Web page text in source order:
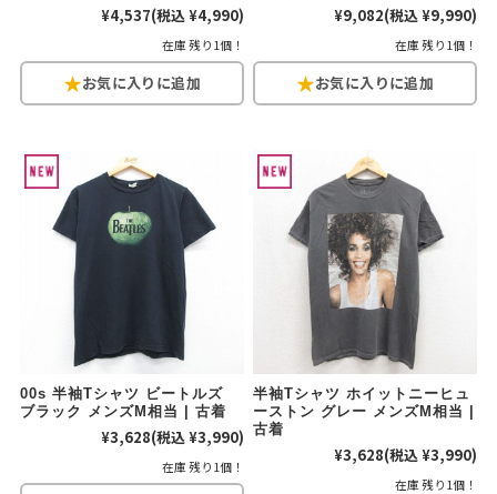
半袖シャツ XS S L XL
Tシャツ XS S M L XL
パンツ W35,W36
W37以上
Search by Maniac マニアックから探す
バンド
Tシャツ
アニメ
Tシャツ
映画
Tシャツ
USA製
ボロ
¥4,537(税込 ¥4,990)
在庫 残り1個！
¥9,082(税込 ¥9,990)
在庫 残り1個！
00s 半袖Tシャツ ビートルズ
ブラック メンズM相当 | 古着
¥3,628(税込 ¥3,990)
在庫 残り1個！
半袖Tシャツ ホイットニーヒュ
ーストン グレー メンズM相当 |
古着
¥3,628(税込 ¥3,990)
在庫 残り1個！